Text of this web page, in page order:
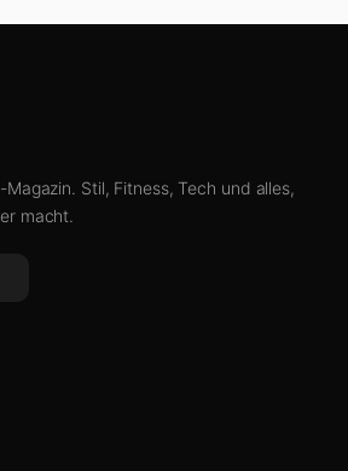
Stil, Fitness, Tech und alles,
macht.